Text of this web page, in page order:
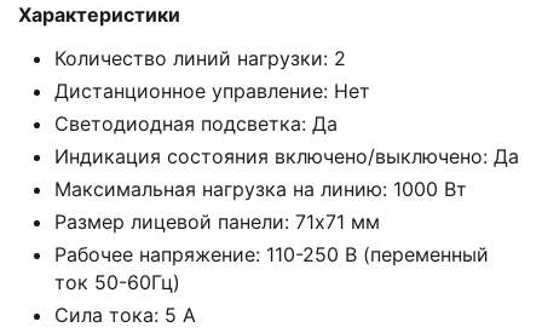
Характеристики
Количество линий нагрузки: 2
Дистанционное управление: Нет
Светодиодная подсветка: Да
Индикация состояния включено/выключено: Да
Максимальная нагрузка на линию: 1000 Вт
Размер лицевой панели: 71х71 мм
Рабочее напряжение: 110-250 В (переменный
ток 50-60Гц)
Сила тока: 5 А